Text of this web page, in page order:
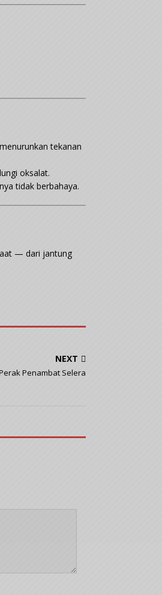
tekanan
oksalat.
tidak berbahaya.
— dari jantung
NEXT
Penambat Selera